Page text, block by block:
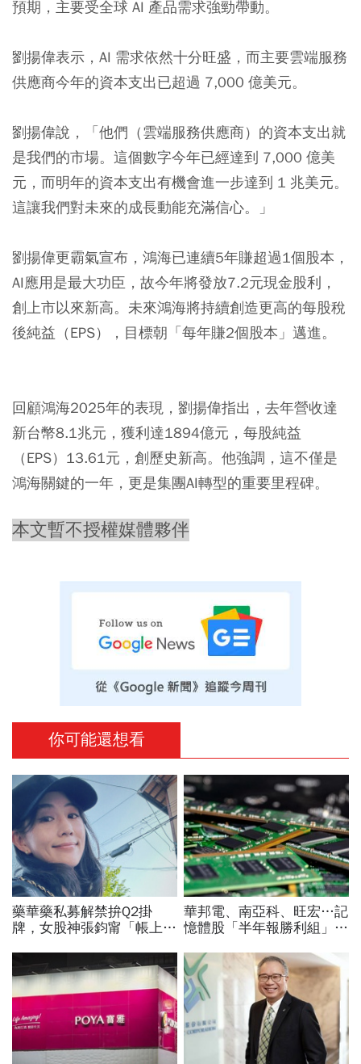
預期，主要受全球 AI 產品需求強勁帶動。
劉揚偉表示，AI 需求依然十分旺盛，而主要雲端服務
供應商今年的資本支出已超過 7,000 億美元。
劉揚偉說，「他們（雲端服務供應商）的資本支出就
是我們的市場。這個數字今年已經達到 7,000 億美
元，而明年的資本支出有機會進一步達到 1 兆美元。
這讓我們對未來的成長動能充滿信心。」
劉揚偉更霸氣宣布，鴻海已連續5年賺超過1個股本，
AI應用是最大功臣，故今年將發放7.2元現金股利，
創上市以來新高。未來鴻海將持續創造更高的每股稅
後純益（EPS），目標朝「每年賺2個股本」邁進。
回顧鴻海2025年的表現，劉揚偉指出，去年營收達
新台幣8.1兆元，獲利達1894億元，每股純益
（EPS）13.61元，創歷史新高。他強調，這不僅是
鴻海關鍵的一年，更是集團AI轉型的重要里程碑。
本文暫不授權媒體夥伴
你可能還想看
藥華藥私募解禁拚Q2掛
牌，女股神張鈞甯「帳上爆
256張？她親揭兩原因
華邦電、南亞科、旺宏…記
憶體股「半年報勝利組」是
檔2天砍6.2萬張為什麼